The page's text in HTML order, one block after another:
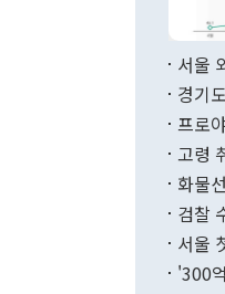
서울
경기
프로
고령
화물
검찰
서울
'300